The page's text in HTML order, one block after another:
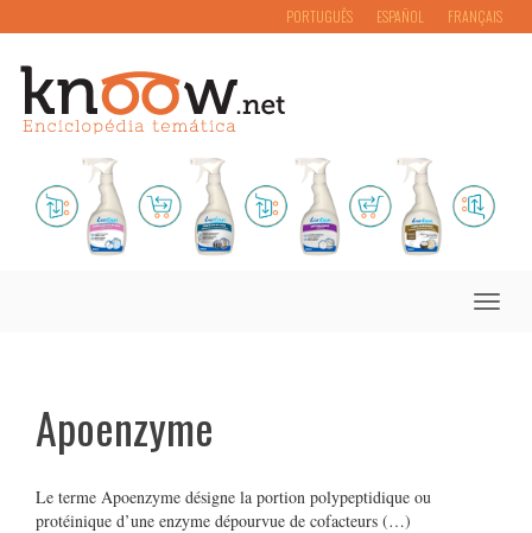
PORTUGUÊS ESPAÑOL FRANÇAIS
Toggle
Apoenzyme
Le terme Apoenzyme désigne la portion polypeptidique ou
protéinique d’une enzyme dépourvue de cofacteurs (…)